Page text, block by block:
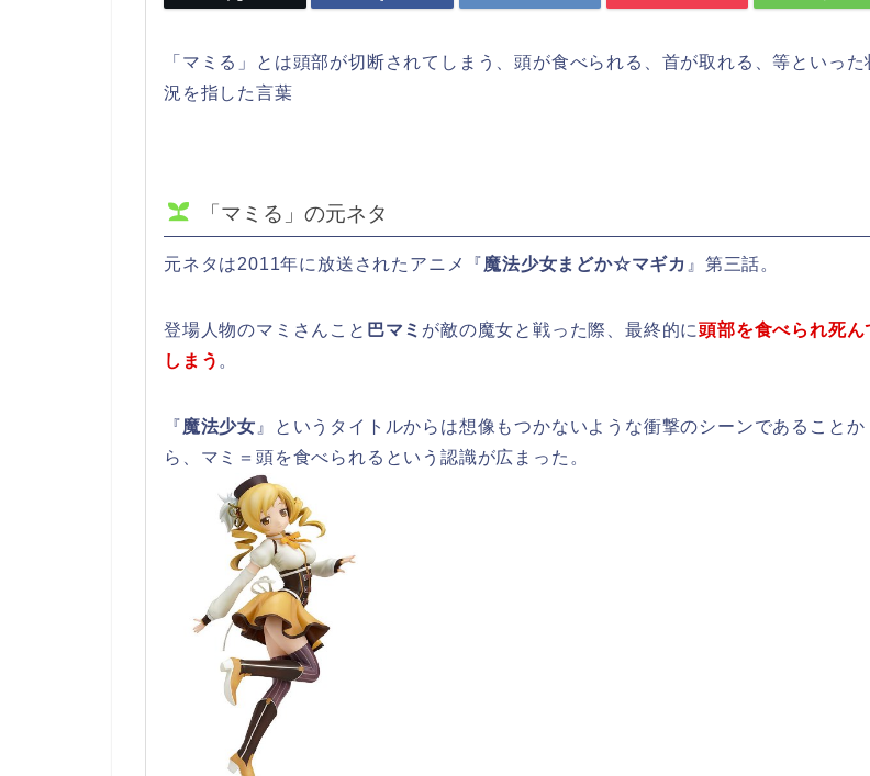
「マミる」とは頭部が切断されてしまう、頭が食べられる、首が取れる、等といった
況を指した言葉
「マミる」の元ネタ
元ネタは2011年に放送されたアニメ『魔法少女まどか☆マギカ 』第三話。
登場人物のマミさんこと 巴マミ が敵の魔女と戦った際、最終的に頭部を食べられ死ん
しまう 。
『魔法少女 』というタイトルからは想像もつかないような衝撃のシーンであることか
ら、マミ＝頭を食べられるという認識が広まった。